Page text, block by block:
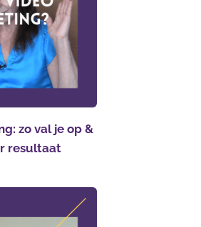
zo val je op &
resultaat